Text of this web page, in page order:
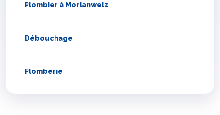
Plombier à Morlanwelz
Débouchage
Plomberie